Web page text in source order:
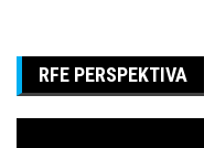
RFE PERSPEKTIVA